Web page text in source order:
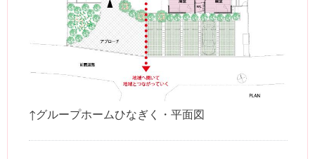
↑グループホームひなぎく・平面図